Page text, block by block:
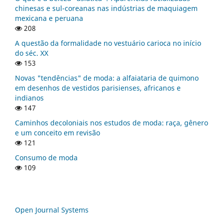
chinesas e sul-coreanas nas indústrias de maquiagem
mexicana e peruana
208
A questão da formalidade no vestuário carioca no início
do séc. XX
153
Novas "tendências" de moda: a alfaiataria de quimono
em desenhos de vestidos parisienses, africanos e
indianos
147
Caminhos decoloniais nos estudos de moda: raça, gênero
e um conceito em revisão
121
Consumo de moda
109
Open Journal Systems